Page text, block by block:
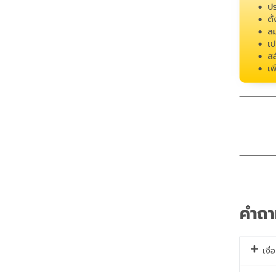
ป
ตั้
ล
เ
ส
เ
คำถ
เงื่